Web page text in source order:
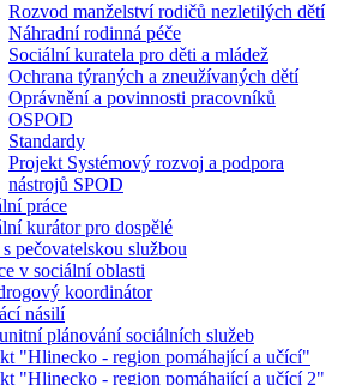
Rozvod manželství rodičů nezletilých dětí
Náhradní rodinná péče
Sociální kuratela pro děti a mládež
Ochrana týraných a zneužívaných dětí
Oprávnění a povinnosti pracovníků
OSPOD
Standardy
Projekt Systémový rozvoj a podpora
nástrojů SPOD
práce
kurátor pro dospělé
pečovatelskou službou
v sociální oblasti
koordinátor
násilí
plánování sociálních služeb
"Hlinecko - region pomáhající a učící"
"Hlinecko - region pomáhající a učící 2"